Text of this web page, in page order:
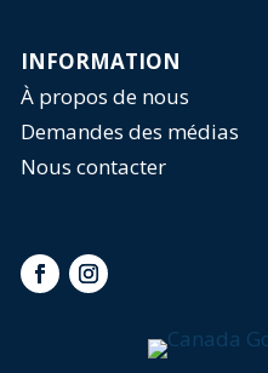
INFORMATION
À propos de nous
Demandes des médias
Nous contacter